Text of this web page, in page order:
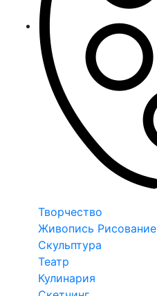
Творчество
Живопись Рисование
Скульптура
Театр
Кулинария